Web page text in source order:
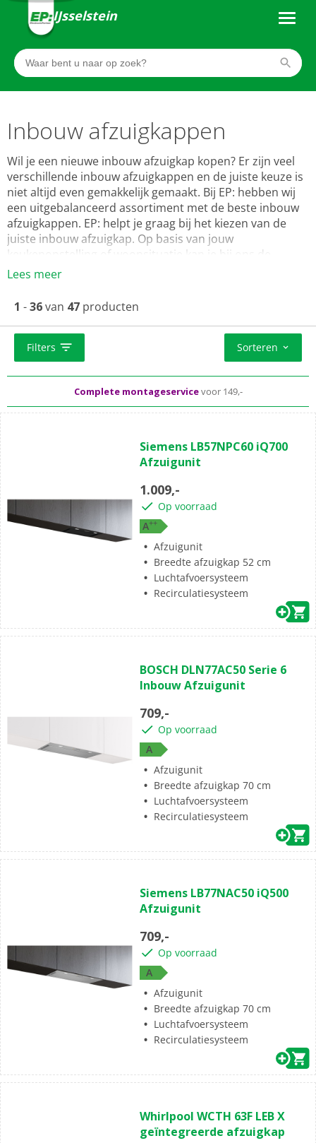
IJsselstein
Inbouw afzuigkappen
Wil je een nieuwe inbouw afzuigkap kopen? Er zijn veel
verschillende inbouw afzuigkappen en de juiste keuze is
niet altijd even gemakkelijk gemaakt. Bij EP: hebben wij
een uitgebalanceerd assortiment met de beste inbouw
afzuigkappen. EP: helpt je graag bij het kiezen van de
juiste inbouw afzuigkap. Op basis van jouw
keukenopstelling of woonsituatie kan je bij ons de
beste afzuigkap kiezen geschikt
afzuigcapaciteit voor een optimaal klimaat in je keuken.
Onze inbouw afzuigkappen zijn te vergelijken op
energieklasse, afzuigsysteem, maximale luchtafvoer,
geluidsniveau en meer.
Lees meer
1 -36van 47 producten
Filters Sorteren
Standaard thuisbezorgd vanaf 50,-
Al meer dan 50 jaar dé elektronicaspecialist
Complete montageservicevoor 149,-
Siemens LB57NPC60 iQ700
Afzuigunit
1.009,-
Op voorraad
A++
Afzuigunit
Breedte afzuigkap 52 cm
Luchtafvoersysteem
Recirculatiesysteem
BOSCH DLN77AC50 Serie 6
Inbouw Afzuigunit
709,-
Op voorraad
A
Afzuigunit
Breedte afzuigkap 70 cm
Luchtafvoersysteem
Recirculatiesysteem
Siemens LB77NAC50 iQ500
Afzuigunit
709,-
Op voorraad
A
Afzuigunit
Breedte afzuigkap 70 cm
Luchtafvoersysteem
Recirculatiesysteem
Whirlpool WCTH 63F LEB X
geïntegreerde afzuigkap